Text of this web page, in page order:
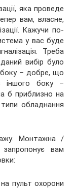
яка проведе
вам, власне,
Кажучи по-
у вас буде
Треба
вибір було
боку – добре, що
іншого боку –
б приблизно на
обладнання
Монтажна /
вам
пульт охорони